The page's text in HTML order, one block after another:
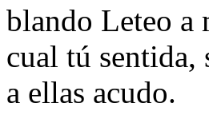
blando Leteo a
cual tú sentida,
a ellas acudo.